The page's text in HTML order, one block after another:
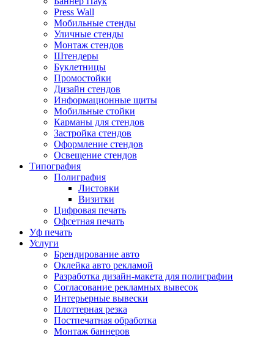
Press Wall
Мобильные стенды
Уличные стенды
Монтаж стендов
Штендеры
Буклетницы
Промостойки
Дизайн стендов
Информационные щиты
Мобильные стойки
Карманы для стендов
Застройка стендов
Оформление стендов
Освещение стендов
Типография
Полиграфия
Листовки
Визитки
Цифровая печать
Офсетная печать
Уф печать
Услуги
Брендирование авто
Оклейка авто рекламой
Разработка дизайн-макета для полиграфии
Согласование рекламных вывесок
Интерьерные вывески
Плоттерная резка
Постпечатная обработка
Монтаж баннеров